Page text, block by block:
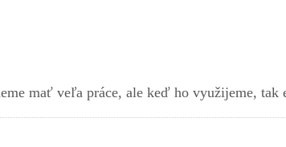
mať veľa práce, ale keď ho využijeme,